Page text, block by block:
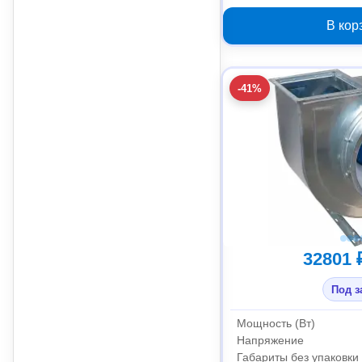
0 градусов с
В
-41%
32801
Под
Мощность (Вт)
Напряжение
Габариты без упаковки